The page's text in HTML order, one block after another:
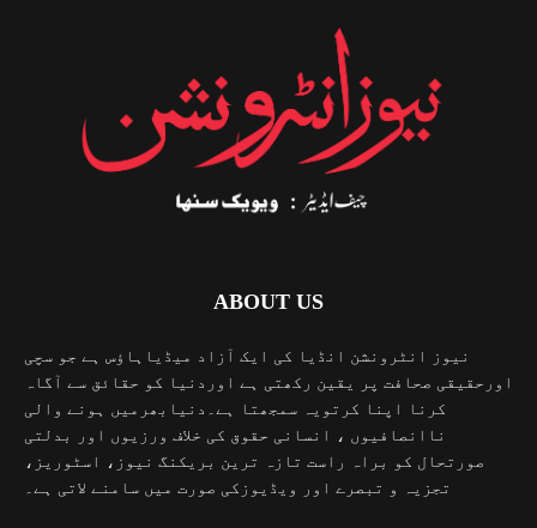
ABOUT US
نیوز انٹرونشن انڈیا کی ایک آزاد میڈیاہاؤس ہے جو سچی
اورحقیقی صحافت پر یقین رکھتی ہے اوردنیا کو حقائق سے آگاہ
کرنا اپنا کرتویہ سمجھتا ہے۔دنیابھرمیں ہونے والی
ناانصافیوں ، انسانی حقوق کی خلاف ورزیوں اور بدلتی
صورتحال کو براہ راست تازہ ترین بریکنگ نیوز، اسٹوریز،
تجزیہ و تبصرے اور ویڈیوزکی صورت میں سامنے لاتی ہے۔